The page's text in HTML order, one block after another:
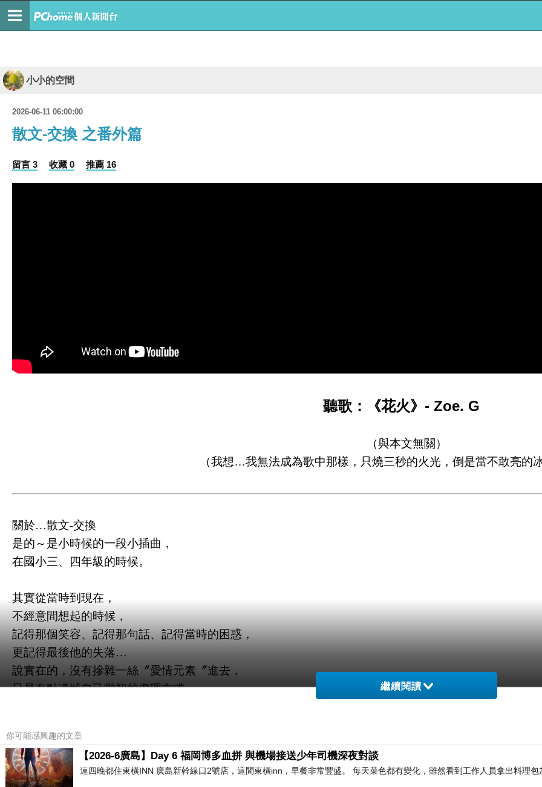
小小的空間
2026-06-11 06:00:00
散文-交換 之番外篇
留言 3 收藏 0 推薦 16
聽歌：《花火》- Zoe. G
（與本文無關）
（我想…我無法成為歌中那樣，只燒三秒的火光，倒是當不敢亮的
關於…散文-交換
是的～是小時候的一段小插曲，
在國小三、四年級的時候。
其實從當時到現在，
不經意間想起的時候，
記得那個笑容、記得那句話、記得當時的困惑，
更記得最後他的失落…
說實在的，沒有摻雜一絲〞愛情元素〞進去，
只是有點遺憾自己當初的處理方式，
既然會一直記得，既然當時的處理不完美，
那就用一篇文、一個儀式，
將現在的我帶入當時的時空、情境，
繼續閱讀
你可能感興趣的文章
【2026-6廣島】Day 6 福岡博多血拼 與機場接送少年司機深夜對談
連四晚都住東橫INN 廣島新幹線口2號店，這間東橫inn，早餐非常豐盛。 每天菜色都有變化，雖然看到工作人員拿出料理包